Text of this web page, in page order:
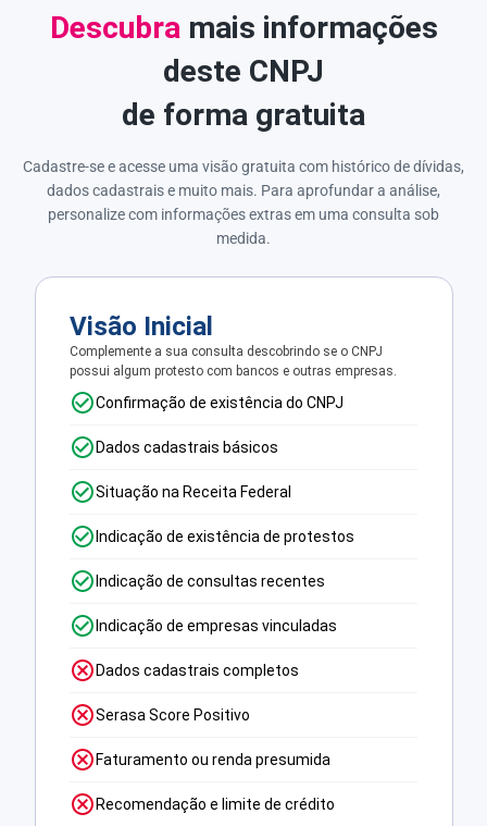
Descubra mais informações
deste CNPJ
de forma gratuita
Cadastre-se e acesse uma visão gratuita com histórico de dívidas,
dados cadastrais e muito mais. Para aprofundar a análise,
personalize com informações extras em uma consulta sob
medida.
Visão Inicial
Complemente a sua consulta descobrindo se o CNPJ
possui algum protesto com bancos e outras empresas.
Confirmação de existência do CNPJ
Dados cadastrais básicos
Situação na Receita Federal
Indicação de existência de protestos
Indicação de consultas recentes
Indicação de empresas vinculadas
Dados cadastrais completos
Serasa Score Positivo
Faturamento ou renda presumida
Recomendação e limite de crédito